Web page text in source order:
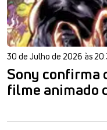
30 de Julho de 2026 às
Sony confirma
filme animado